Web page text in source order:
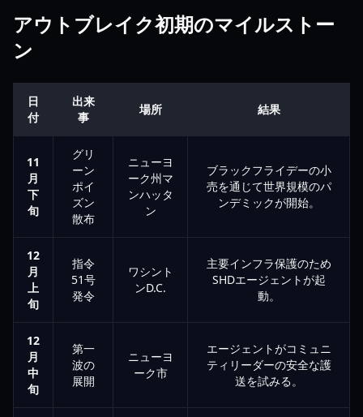
アウトブレイク初期のマイルストー
ン
日
付
出来
事
場所 結果
11
月
下
旬
グリ
ーン
ポイ
ズン
散布
ニューヨ
ーク州マ
ンハッタ
ン
ブラックフライデーの小
売を通じて世界規模のパ
ンデミックが開始。
12
月
上
旬
指令
51号
発令
ワシント
ンD.C.
主要インフラ保護のため
SHDエージェントが起
動。
12
月
中
旬
第一
波の
展開
ニューヨ
ーク市
エージェントがコミュニ
ティリーダーの安全な護
送を試みる。